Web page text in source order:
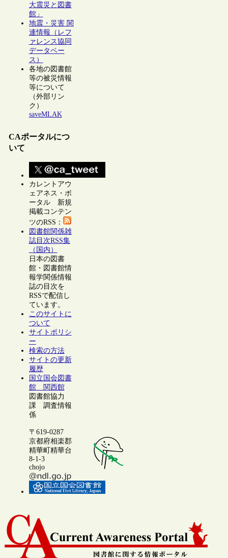
大震災と図書
館」
地震・災害 関
連情報（レフ
ァレンス協同
データベー
ス）
各地の図書館
等の被災情報
等について
（外部リン
ク）
saveMLAK
CAポータルにつ
いて
カレントアウ
ェアネス・ポ
ータル 新規
掲載コンテン
ツのRSS：
図書館関係雑
誌目次RSS集
（国内）
日本の図書
館・図書館情
報学関係情報
誌の目次を
RSSで配信し
ています。
このサイトに
ついて
サイトポリシ
ー
検索の方法
サイトの更新
履歴
国立国会図書
館 関西館
図書館協力
課 調査情報
係
〒619-0287
京都府相楽郡
精華町精華台
8-1-3
chojo